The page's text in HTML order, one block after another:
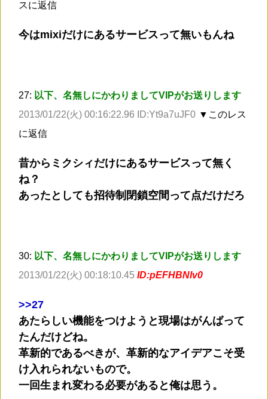
スに返信
今はmixiだけにあるサービスって無いもんね
27: 以下、名無しにかわりましてVIPがお送りします
2013/01/22(火) 00:16:22.96 ID:Yt9a7uJF0 ▼このレス
に返信
昔からミクシィだけにあるサービスって無く
ね？
あったとしても招待制閉鎖空間って点だけだろ
30: 以下、名無しにかわりましてVIPがお送りします
2013/01/22(火) 00:18:10.45 ID:pEFHBNlv0
>>27
あたらしい機能をつけようと現場はがんばって
たんだけどね。
革新的であるべきが、革新的なアイデアこそ受
け入れられないもので。
一回生まれ変わる必要があると俺は思う。